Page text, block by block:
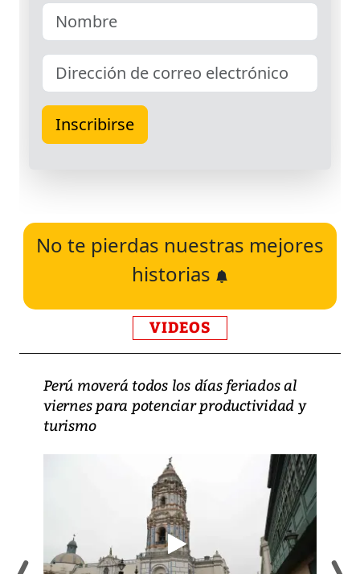
No te pierdas nuestras mejores
historias
VIDEOS
Perú moverá todos los días feriados al
viernes para potenciar productividad y
turismo